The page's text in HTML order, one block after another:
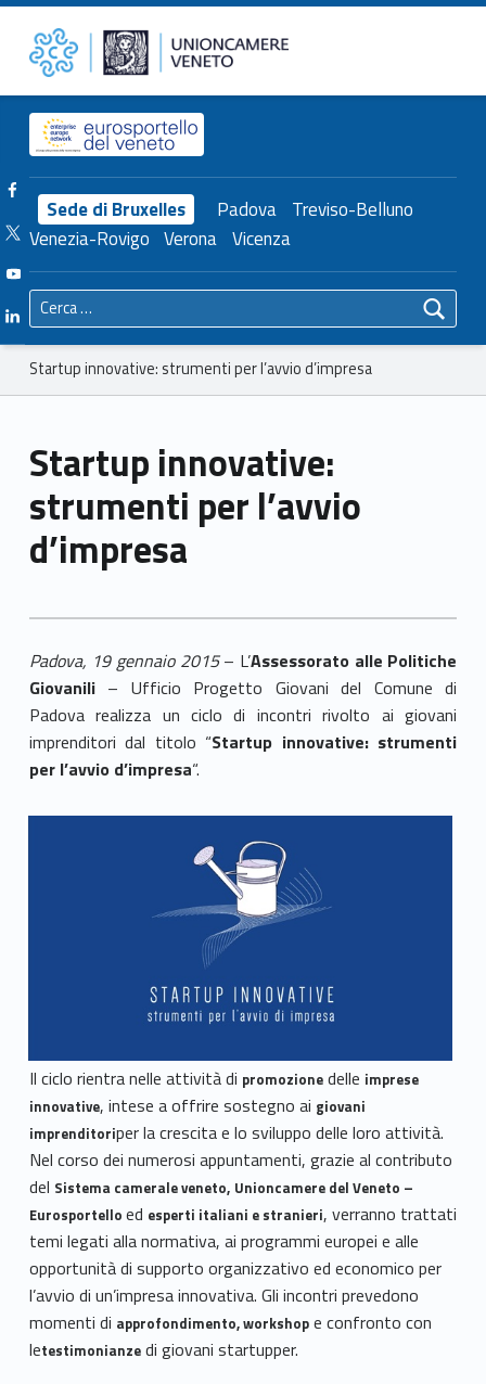
Startup innovative: strumenti per l’avvio d’impresa – Unioncamere del Veneto Unioncamere del Veneto
Header info sidebar
Sede di Bruxelles Padova Treviso-Belluno
Venezia-Rovigo Verona Vicenza
Facebook Unioncamere Veneto
Twitter Unioncamere Veneto
Youtube Unioncamere Veneto
Linkedin Unioncamere Veneto
Ricerca per:
Breadcrumbs navigation
Startup innovative: strumenti per l’avvio d’impresa
Startup innovative:
strumenti per l’avvio
d’impresa
Padova, 19 gennaio 2015– L’Assessorato alle Politiche
Giovanili– Ufficio Progetto Giovani del Comune di
Padova realizza un ciclo di incontri rivolto ai giovani
imprenditori dal titolo “Startup innovative: strumenti
per l’avvio d’impresa“.
Il ciclo rientra nelle attività di promozionedelle imprese
innovative, intese a offrire sostegno ai giovani
imprenditoriper la crescita e lo sviluppo delle loro attività.
Nel corso dei numerosi appuntamenti, grazie al contributo
del Sistema camerale veneto, Unioncamere del Veneto –
Eurosportello ed esperti italiani e stranieri, verranno trattati
temi legati alla normativa, ai programmi europei e alle
opportunità di supporto organizzativo ed economico per
l’avvio di un’impresa innovativa. Gli incontri prevedono
momenti di approfondimento, workshope confronto con
letestimonianzedi giovani startupper.